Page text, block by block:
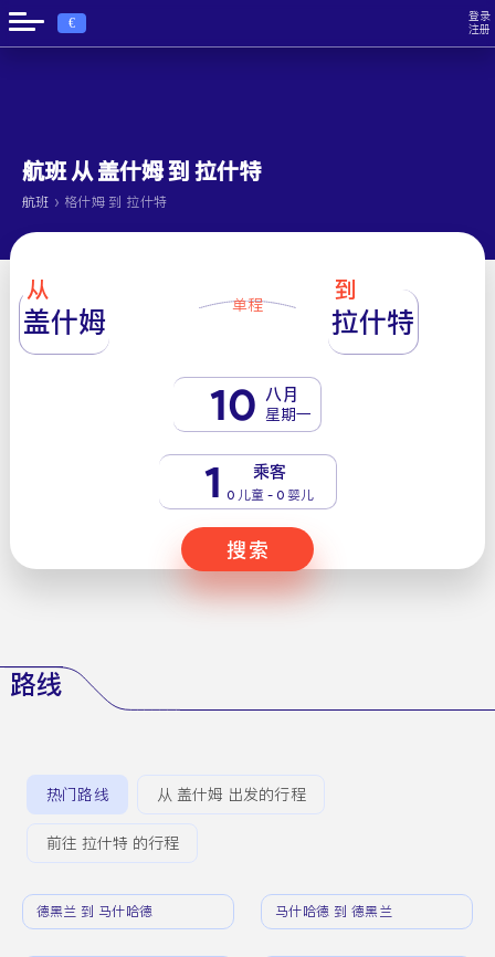
€
登录
注册
航班 从 盖什姆 到 拉什特
航班 › 格什姆 到 拉什特
从
盖什姆 单程
到
拉什特
10 八月
星期一
1 乘客
0 儿童 - 0 婴儿
搜索
路线
热门路线 从 盖什姆 出发的行程
前往 拉什特 的行程
德黑兰 到 马什哈德 马什哈德 到 德黑兰